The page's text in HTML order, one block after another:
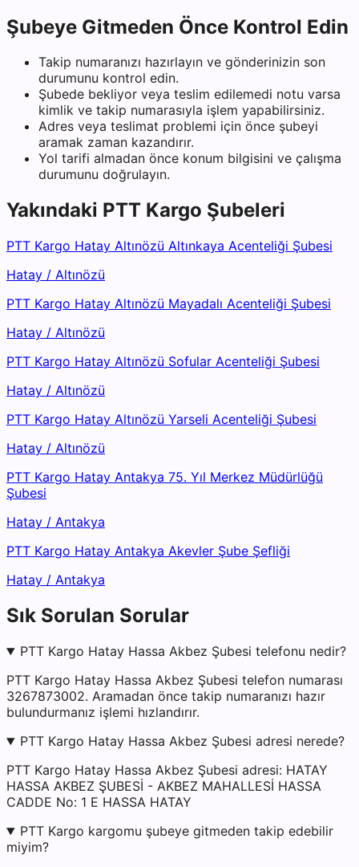
Şubeye Gitmeden Önce Kontrol Edin
Takip numaranızı hazırlayın ve gönderinizin son
durumunu kontrol edin.
Şubede bekliyor veya teslim edilemedi notu varsa
kimlik ve takip numarasıyla işlem yapabilirsiniz.
Adres veya teslimat problemi için önce şubeyi
aramak zaman kazandırır.
Yol tarifi almadan önce konum bilgisini ve çalışma
durumunu doğrulayın.
Yakındaki PTT Kargo Şubeleri
PTT Kargo Hatay Altınözü Altınkaya Acenteliği Şubesi
Hatay / Altınözü
PTT Kargo Hatay Altınözü Mayadalı Acenteliği Şubesi
Hatay / Altınözü
PTT Kargo Hatay Altınözü Sofular Acenteliği Şubesi
Hatay / Altınözü
PTT Kargo Hatay Altınözü Yarseli Acenteliği Şubesi
Hatay / Altınözü
PTT Kargo Hatay Antakya 75. Yıl Merkez Müdürlüğü
Şubesi
Hatay / Antakya
PTT Kargo Hatay Antakya Akevler Şube Şefliği
Hatay / Antakya
Sık Sorulan Sorular
PTT Kargo Hatay Hassa Akbez Şubesi telefonu nedir?
PTT Kargo Hatay Hassa Akbez Şubesi telefon numarası
3267873002. Aramadan önce takip numaranızı hazır
bulundurmanız işlemi hızlandırır.
PTT Kargo Hatay Hassa Akbez Şubesi adresi nerede?
PTT Kargo Hatay Hassa Akbez Şubesi adresi: HATAY
HASSA AKBEZ ŞUBESİ - AKBEZ MAHALLESİ HASSA
CADDE No: 1 E HASSA HATAY
PTT Kargo kargomu şubeye gitmeden takip edebilir
miyim?